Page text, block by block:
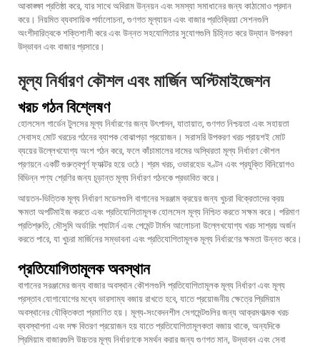
আকাঙ্ক্ষা প্রতিষ্ঠা করে, যার সাথে অবিরাম উন্নয়ন এবং সমস্যা সমাধানের জন্য কাঠামোও প্রদান
করে। নিয়মিত ব্যবসায়িক পর্যালোচনা, গুণগত মূল্যায়ন এবং বাজার প্রতিক্রিয়া সেশনগুলি
অংশীদারিত্বকে শক্তিশালী করে এবং উন্নত সহযোগিতার সুযোগগুলি চিহ্নিত করে উদ্যান উপকরণ
উদ্ভাবন এবং বাজার প্রসারে।
মূল্য নির্ধারণ কৌশল এবং মার্জিন অপ্টিমাইজেশন
খরচ গঠন বিশ্লেষণ
হোলসেল গার্ডেন টুলসের মূল্য নির্ধারণের জন্য উৎপাদন, যাতায়াত, গুণগত নিশ্চয়তা এবং সহায়তা
সেবাসহ মোট খরচের গঠনের ব্যাপক বোঝাপড়া প্রয়োজন। সরাসরি উপকরণ খরচ প্রায়শই মোট
ব্যয়ের উল্লেখযোগ্য অংশ গঠন করে, ফলে কাঁচামালের দামের অস্থিরতা মূল্য নির্ধারণ কৌশল
প্রণয়নে একটি গুরুত্বপূর্ণ ফ্যাক্টর হয়ে ওঠে। শ্রম খরচ, ওভারহেড বণ্টন এবং প্রযুক্তি বিনিয়োগও
বিভিন্ন পণ্য শ্রেণির জন্য চূড়ান্ত মূল্য নির্ধারণ গঠনকে প্রভাবিত করে।
আয়তন-ভিত্তিক মূল্য নির্ধারণ মডেলগুলি বাগানের সরঞ্জাম ক্রয়ের জন্য খুচরা বিক্রেতাদের ক্রয়
ক্ষমতা অপটিমাইজ করতে এবং প্রতিযোগিতামূলক হোলসেল মূল্য নিশ্চিত করতে সক্ষম করে। পরিমাণ
প্রতিশ্রুতি, মৌসুমি অর্ডারিং প্যাটার্ন এবং পেমেন্ট টার্মস আলোচনা উল্লেখযোগ্য খরচ সাশ্রয় অর্জন
করতে পারে, যা খুচরা মার্জিনের সম্ভাবনা এবং প্রতিযোগিতামূলক মূল্য নির্ধারণের ক্ষমতা উন্নত করে।
প্রতিযোগিতামূলক অবস্থান
বাগানের সরঞ্জামের জন্য বাজার অবস্থান কৌশলগুলি প্রতিযোগিতামূলক মূল্য নির্ধারণ এবং মূল্য
প্রস্তাব যোগাযোগের মধ্যে ভারসাম্য বজায় রাখতে হবে, যাতে প্রয়োজনীয় ক্ষেত্রে প্রিমিয়াম
অবস্থানের যৌক্তিকতা প্রমাণিত হয়। মূল্য-সংবেদনশীল সেগমেন্টগুলির জন্য আক্রমণাত্মক খরচ
ব্যবস্থাপনা এবং দক্ষ বিতরণ প্রয়োজন হয় যাতে প্রতিযোগিতামূলকতা বজায় থাকে, অন্যদিকে
প্রিমিয়াম বাজারগুলি উচ্চতর মূল্য নির্ধারণকে সমর্থন করার জন্য গুণগত মান, উদ্ভাবন এবং সেবা